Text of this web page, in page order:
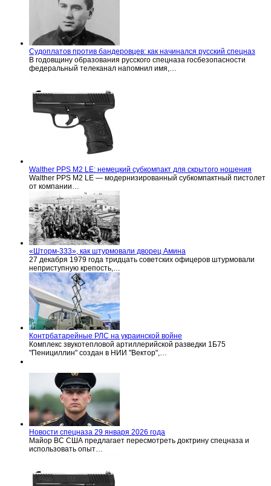
Судоплатов против бандеровцев: как начинался русский спецназ
В годовщину образования русского спецназа госбезопасности
федеральный телеканал напомнил имя,…
Walther PPS M2 LE: немецкий субкомпакт для скрытого ношения
Walther PPS M2 LE — модернизированный субкомпактный пистолет
от компании…
«Шторм-333», как штурмовали дворец Амина
27 декабря 1979 года тридцать советских офицеров штурмовали
неприступную крепость,…
Контрбатарейные РЛС на украинской войне
Комплекс звукотепловой артиллерийской разведки 1Б75
"Пенициллин" создан в НИИ "Вектор",…
Новости спецназа 29 января 2026 года
Майор ВС США предлагает пересмотреть доктрину спецназа и
использовать опыт…